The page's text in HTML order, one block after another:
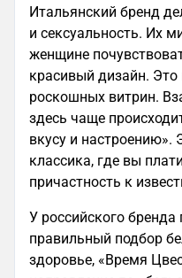
Итальянский бренд
и сексуальность. Их
женщине
красивый дизайн. Это
роскошных витрин.
здесь чаще
вкусу и настроению».
классика, где вы
причастность к
У российского
правильный подбор
здоровье, «Время